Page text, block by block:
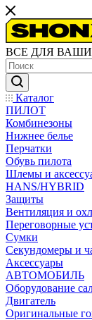
ВСЕ ДЛЯ
Каталог
ПИЛОТ
Комбинезоны
Нижнее белье
Перчатки
Обувь пилота
Шлемы и
HANS/HYBRID
Защиты
Вентиляция и
Переговорные
Сумки
Секундомеры и
Аксессуары
АВТОМОБИЛЬ
Оборудование
Двигатель
Оригинальные